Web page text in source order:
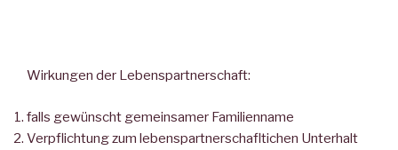
Wirkungen der Lebenspartnerschaft:
falls gewünscht gemeinsamer Familienname
Verpflichtung zum lebenspartnerschafltichen Unterhalt